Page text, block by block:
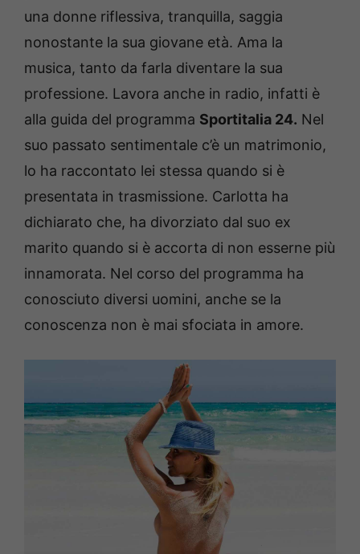
una donne riflessiva, tranquilla, saggia
nonostante la sua giovane età. Ama la
musica, tanto da farla diventare la sua
professione. Lavora anche in radio, infatti è
alla guida del programma Sportitalia 24. Nel
suo passato sentimentale c’è un matrimonio,
lo ha raccontato lei stessa quando si è
presentata in trasmissione. Carlotta ha
dichiarato che, ha divorziato dal suo ex
marito quando si è accorta di non esserne più
innamorata. Nel corso del programma ha
conosciuto diversi uomini, anche se la
conoscenza non è mai sfociata in amore.